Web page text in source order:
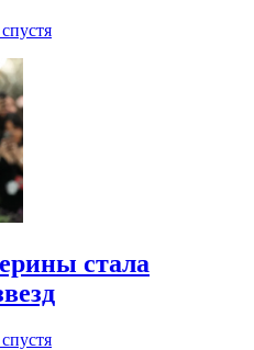
стала